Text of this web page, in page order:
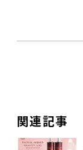
関連記事